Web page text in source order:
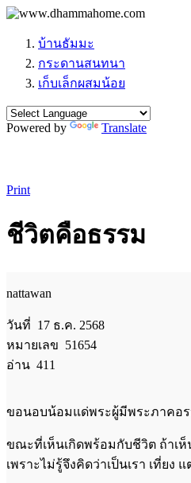
บ้านธัมมะ
กระดานสนทนา
เก็บเล็กผสมน้อย
Powered by Translate
Print
ชีวิตคือธรรม
nattawan
วันที่ 17 ธ.ค. 2568
หมายเลข 51654
อ่าน 411
ขอนอบน้อมแด่พระผู้มีพระภาคอ
ขณะที่เห็นเกิดพร้อมกับชีวิต ถ้าเ
เพราะไม่รู้จึงคิดว่าเป็นเรา เที่ยง